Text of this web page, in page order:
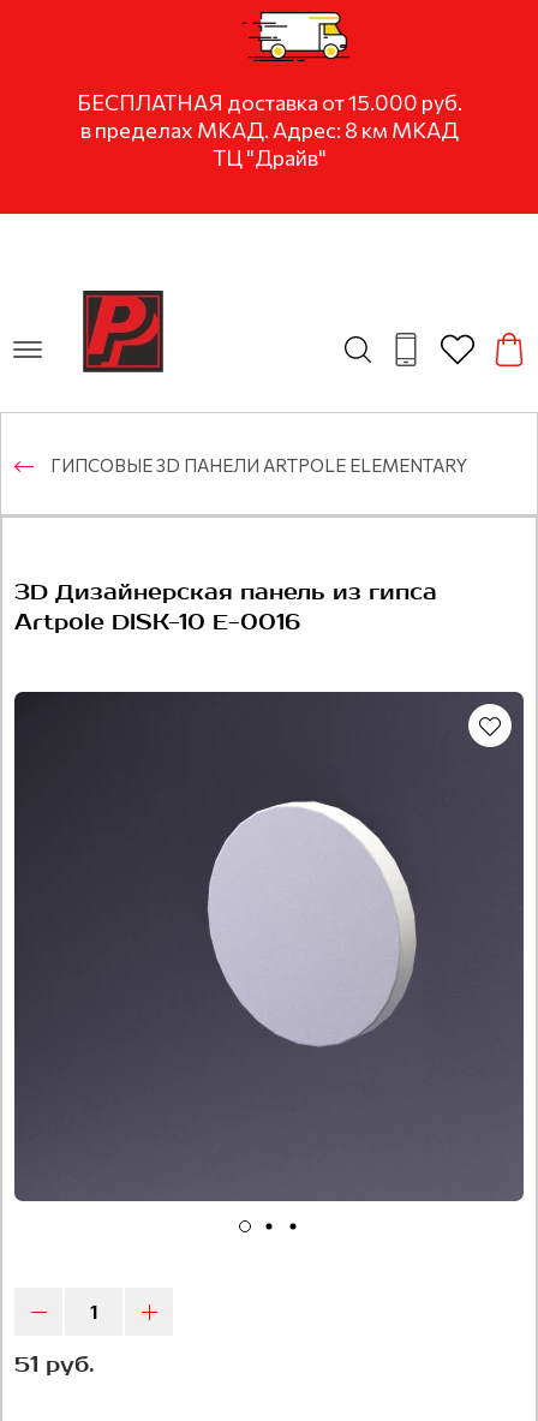
БЕСПЛАТНАЯ доставка от 15.000 руб.
в пределах МКАД. Адрес: 8 км МКАД
ТЦ "Драйв"
ГИПСОВЫЕ 3D ПАНЕЛИ ARTPOLE ELEMENTARY
3D Дизайнерская панель из гипса
Artpole DISK-10 E-0016
51 руб.